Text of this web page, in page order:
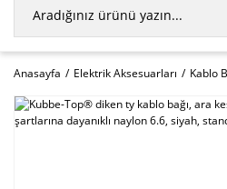
Anasayfa Elektrik Aksesuarları Kablo